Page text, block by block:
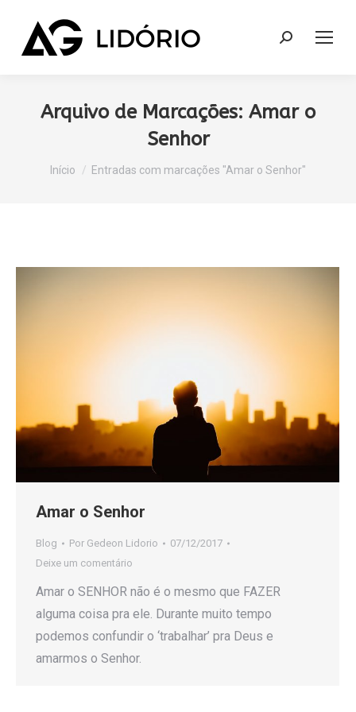
Search:
Arquivo de Marcações: Amar o
Senhor
Você está aqui:
Início Entradas com marcações "Amar o Senhor"
Amar o Senhor
Blog Por Gedeon Lidorio
07/12/2017
Deixe um comentário
Amar o SENHOR não é o mesmo que FAZER
alguma coisa pra ele. Durante muito tempo
podemos confundir o ‘trabalhar’ pra Deus e
amarmos o Senhor.